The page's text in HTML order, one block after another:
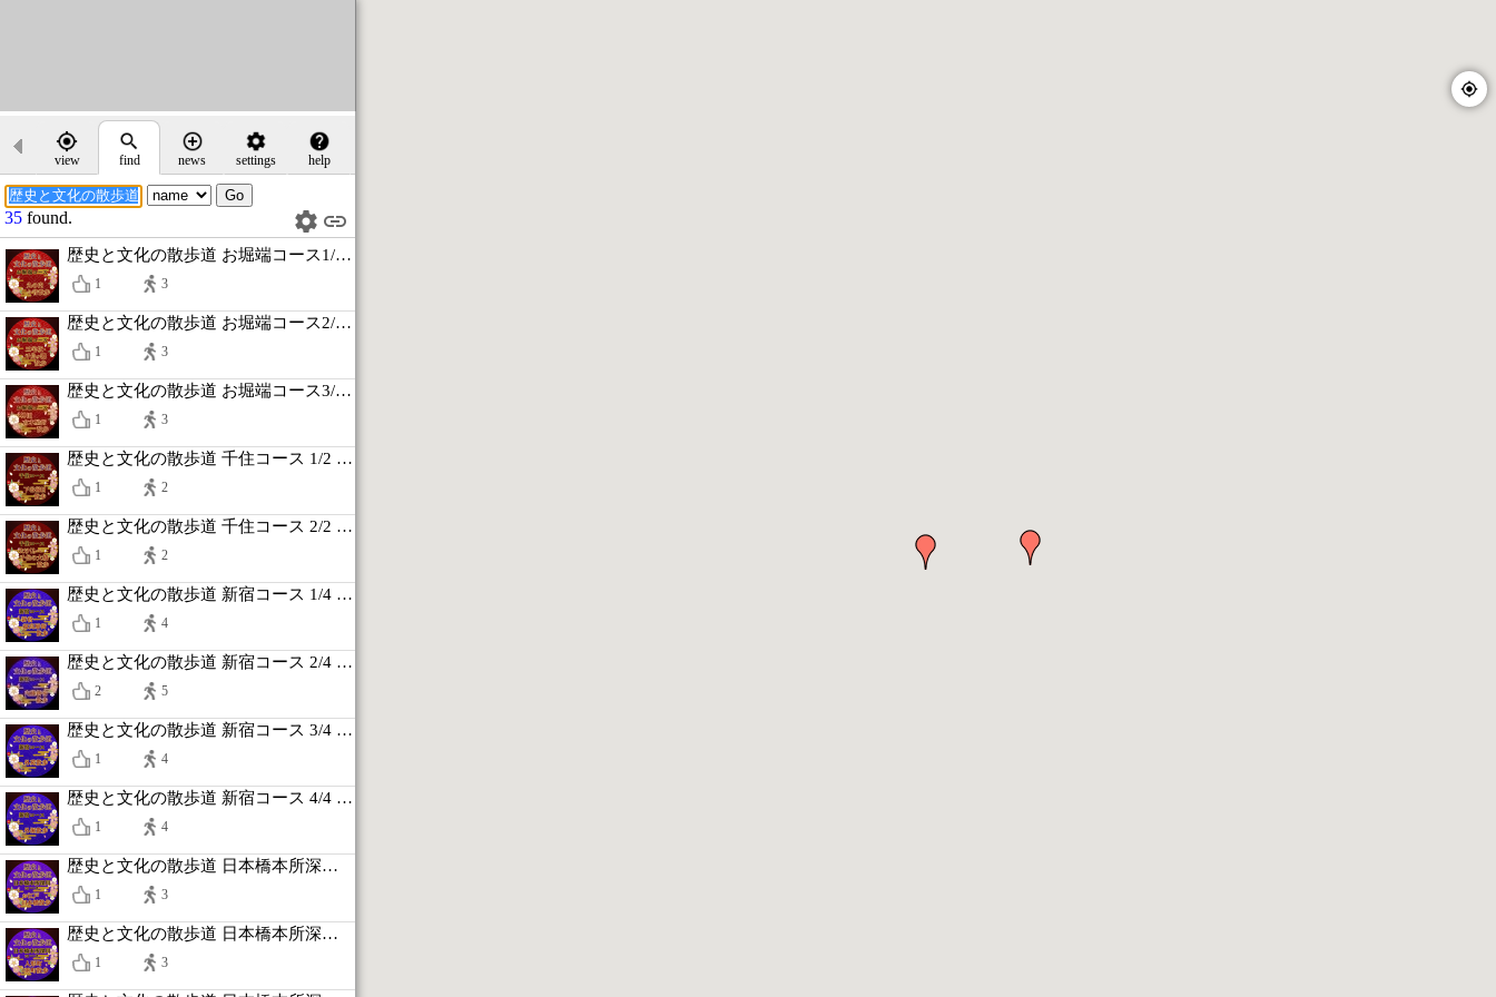
view find news settings help
35 found.
歴史と文化の散歩道 お堀端コース1/3 丸の内今昔散歩
1 3
歴史と文化の散歩道 お堀端コース2/3 三宅坂・千鳥ヶ淵散歩
1 3
歴史と文化の散歩道 お堀端コース3/3 神田古本屋街散歩
1 3
歴史と文化の散歩道 千住コース 1/2 下谷縁日散歩
1 2
歴史と文化の散歩道 千住コース 2/2 たけくらべ千住の大橋散歩
1 2
歴史と文化の散歩道 新宿コース 1/4 新宿超高層街散歩
1 4
歴史と文化の散歩道 新宿コース 2/4 内藤新宿散歩
2 5
歴史と文化の散歩道 新宿コース 3/4 外苑散歩
1 4
歴史と文化の散歩道 新宿コース 4/4 外堀散歩
1 4
歴史と文化の散歩道 日本橋本所深川コース 1/5 お江戸日本橋散歩
1 3
歴史と文化の散歩道 日本橋本所深川コース 2/5 人形町浜町散歩
1 3